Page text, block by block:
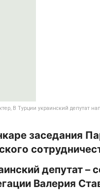
В Турции украинский депутат
заседания
депутат –
Валерия